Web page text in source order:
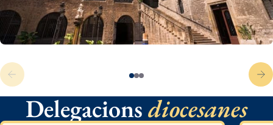
Delegacionsdiocesanes